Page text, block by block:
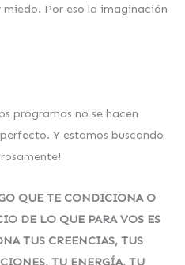
Por eso la imaginación
programas no se hacen
Y estamos buscando
QUE TE CONDICIONA O
DE LO QUE PARA VOS ES
TUS CREENCIAS, TUS
TU ENERGÍA, TU